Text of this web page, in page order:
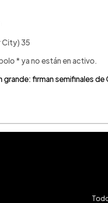
City) 35
* ya no están en activo.
grande: firman semifinales de